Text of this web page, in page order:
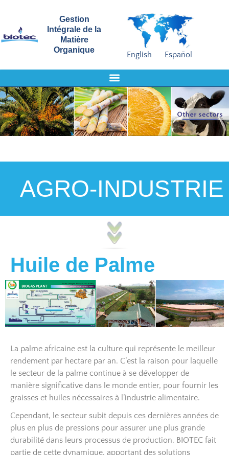
Gestion
Intégrale de la
Matière
Organique
English Español
AGRO-INDUSTRIE
Huile de Palme
La palme africaine est la culture qui représente le meilleur
rendement par hectare par an. C’est la raison pour laquelle
le secteur de la palme continue à se développer de
manière significative dans le monde entier, pour fournir les
graisses et huiles nécessaires à l’industrie alimentaire.
Cependant, le secteur subit depuis ces dernières années de
plus en plus de pressions pour assurer une plus grande
durabilité dans leurs processus de production. BIOTEC fait
partie de cette dynamique, apportant des solutions